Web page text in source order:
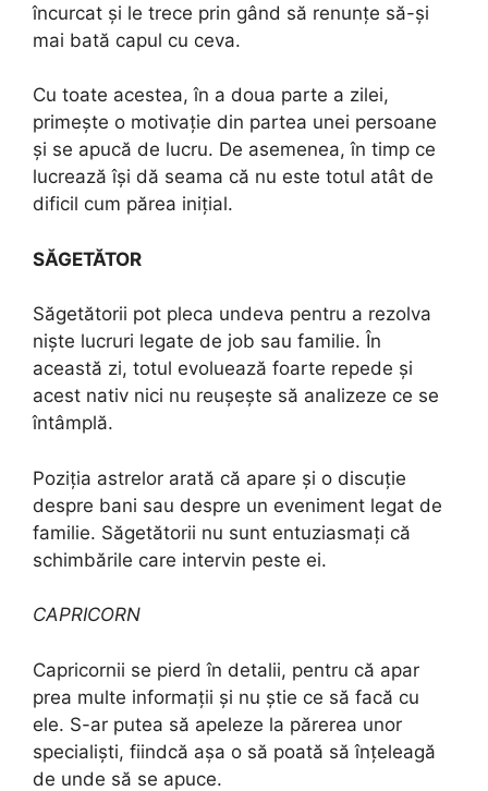
încurcat și le trece prin gând să renunțe să-și
mai bată capul cu ceva.
Cu toate acestea, în a doua parte a zilei,
primește o motivație din partea unei persoane
și se apucă de lucru. De asemenea, în timp ce
lucrează își dă seama că nu este totul atât de
dificil cum părea inițial.
SĂGETĂTOR
Săgetătorii pot pleca undeva pentru a rezolva
niște lucruri legate de job sau familie. În
această zi, totul evoluează foarte repede și
acest nativ nici nu reușește să analizeze ce se
întâmplă.
Poziția astrelor arată că apare și o discuție
despre bani sau despre un eveniment legat de
familie. Săgetătorii nu sunt entuziasmați că
schimbările care intervin peste ei.
CAPRICORN
Capricornii se pierd în detalii, pentru că apar
prea multe informații și nu știe ce să facă cu
ele. S-ar putea să apeleze la părerea unor
specialiști, fiindcă așa o să poată să înțeleagă
de unde să se apuce.